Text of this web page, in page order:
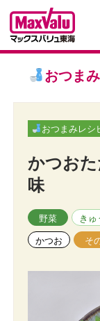
おつま
おつまみレシ
かつお
味
野菜 きゅ
かつお そ